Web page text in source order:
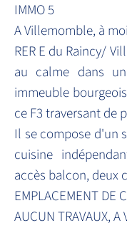
IMMO 5
A Villemomble, à
RER E du Raincy/
au calme dans
immeuble
ce F3 traversant de
Il se compose d'un
cuisine
accès balcon, deux
EMPLACEMENT DE
AUCUN TRAVAUX, A